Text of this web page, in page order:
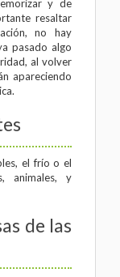
y de
resaltar
no hay
pasado algo
al volver
apareciendo
el frío o el
animales, y
de las